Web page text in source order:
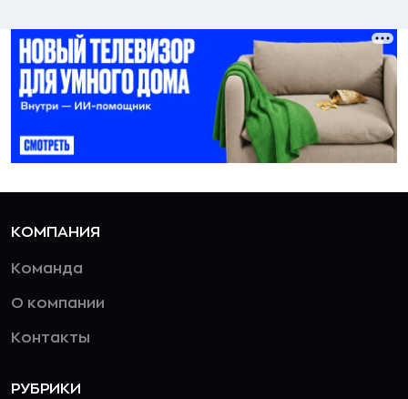
КОМПАНИЯ
Команда
О компании
Контакты
РУБРИКИ